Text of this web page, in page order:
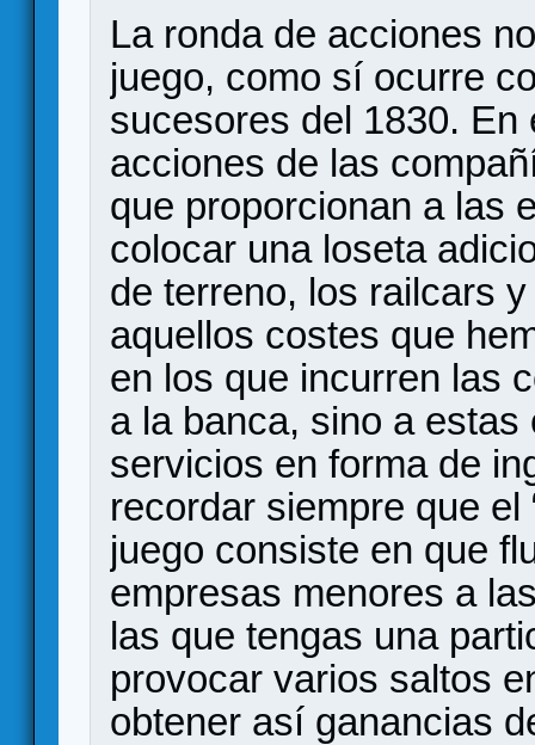
La ronda de acciones
juego, como sí ocurre
sucesores del 1830.
acciones de las
que proporcionan a las
colocar una loseta
de terreno, los railcars
aquellos costes que
en los que incurren las
a la banca, sino a
servicios en forma de
recordar siempre que el
juego consiste en que
empresas menores a
las que tengas una
provocar varios saltos
obtener así ganancias